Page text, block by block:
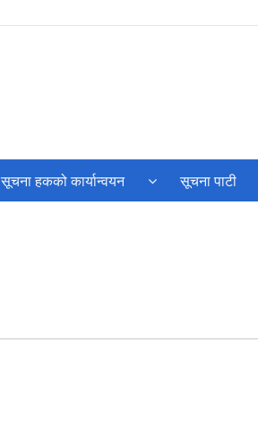
सूचना हकको कार्यान्वयन सूचना पाटी